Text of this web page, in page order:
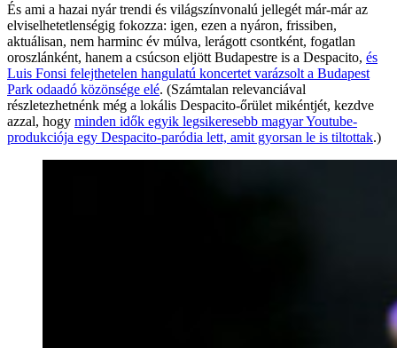
És ami a hazai nyár trendi és világszínvonalú jellegét már-már az
elviselhetetlenségig fokozza: igen, ezen a nyáron, frissiben,
aktuálisan, nem harminc év múlva, lerágott csontként, fogatlan
oroszlánként, hanem a csúcson eljött Budapestre is a Despacito, és
Luis Fonsi felejthetelen hangulatú koncertet varázsolt a Budapest
Park odaadó közönsége elé. (Számtalan relevanciával
részletezhetnénk még a lokális Despacito-őrület mikéntjét, kezdve
azzal, hogy minden idők egyik legsikeresebb magyar Youtube-
produkciója egy Despacito-paródia lett, amit gyorsan le is tiltottak.)